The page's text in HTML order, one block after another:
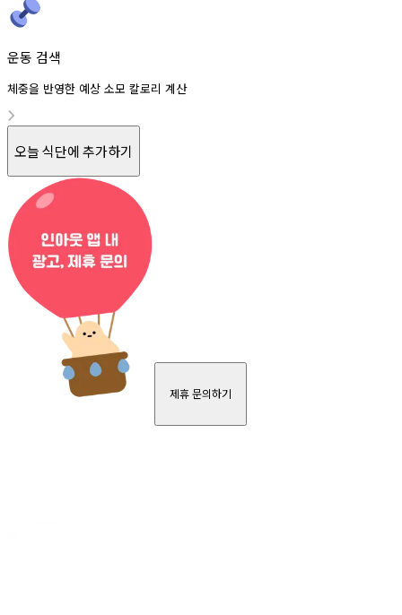
운동 검색
체중을 반영한 예상 소모 칼로리 계산
오늘 식단에 추가하기
제휴 문의하기